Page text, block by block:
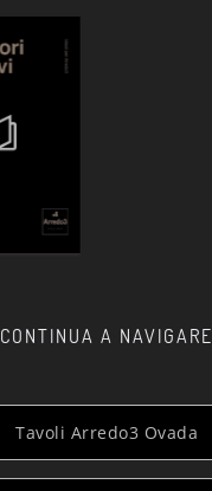
CONTINUA A NAVIGARE
Tavoli Arredo3 Ovada